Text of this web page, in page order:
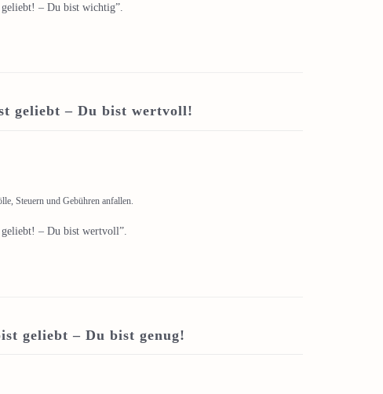
– Du bist wichtig”.
geliebt – Du bist wertvoll!
Steuern und Gebühren anfallen.
– Du bist wertvoll”.
geliebt – Du bist genug!